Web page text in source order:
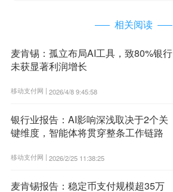
相关阅读
麦肯锡：孤立布局AI工具，致80%银行
未获显著利润增长
移动支付网 | 2026/4/8 9:45:58
银行业报告：AI影响深浅取决于2个关
键维度，智能体将贯穿整条工作链路
移动支付网 | 2026/2/25 11:38:25
麦肯锡报告：稳定币支付规模超35万